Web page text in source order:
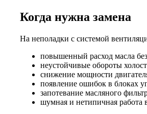
Когда нужна замена
На неполадки с системой
повышенный расход масла
неустойчивые обороты
снижение мощности
появление ошибок в блоках
запотевание масляного
шумная и нетипичная работа